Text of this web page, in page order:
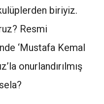
biriyiz.
Resmi
‘Mustafa Kemal
onurlandırılmış